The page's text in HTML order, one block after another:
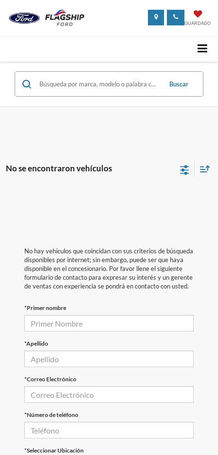
GUARDADO
Buscar
No se encontraron vehículos
No hay vehículos que coincidan con sus criterios de búsqueda
disponibles por internet; sin embargo, puede ser que haya
disponible en el concesionario. Por favor llene el siguiente
formulario de contacto para expresar su interés y un gerente
de ventas con experiencia se pondrá en contacto con usted.
*Primer nombre
*Apellido
*Correo Electrónico
*Número de teléfono
*Seleccionar Ubicación